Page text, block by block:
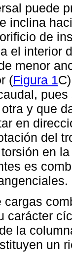
puede
inclina
de
el interior
menor
(Figura 1
y que
en
del
en
es
cargas
carácter
la
un